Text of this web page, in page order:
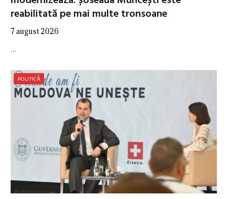
reabilitată pe mai multe tronsoane
7 august 2026
…
POLITICĂ